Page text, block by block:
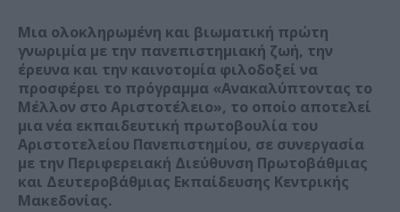
Μια ολοκληρωμένη και βιωματική πρώτη
γνωριμία με την πανεπιστημιακή ζωή, την
έρευνα και την καινοτομία φιλοδοξεί να
προσφέρει το πρόγραμμα «Ανακαλύπτοντας το
Μέλλον στο Αριστοτέλειο», το οποίο αποτελεί
μια νέα εκπαιδευτική πρωτοβουλία του
Αριστοτελείου Πανεπιστημίου, σε συνεργασία
με την Περιφερειακή Διεύθυνση Πρωτοβάθμιας
και Δευτεροβάθμιας Εκπαίδευσης Κεντρικής
Μακεδονίας.